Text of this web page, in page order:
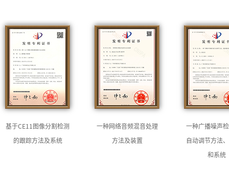
基于CE11图像分割检测
的跟踪方法及系统
一种网络音频混音处理
方法及装置
一种广播噪声
自动调节方法
和系统